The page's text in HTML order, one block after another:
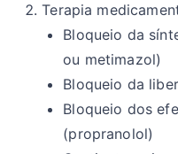
Terapia
Bloqueio da
ou metimazol)
Bloqueio da
Bloqueio dos
(propranolol)